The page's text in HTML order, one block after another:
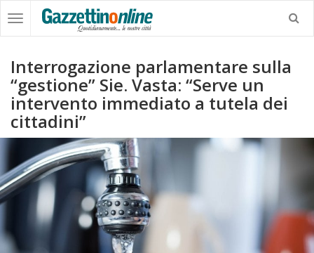
Interrogazione parlamentare sulla
“gestione” Sie. Vasta: “Serve un
intervento immediato a tutela dei
cittadini”